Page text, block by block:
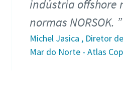
indústria offshore
normas NORSOK.
Michel Jasica , Diretor
Mar do Norte - Atlas